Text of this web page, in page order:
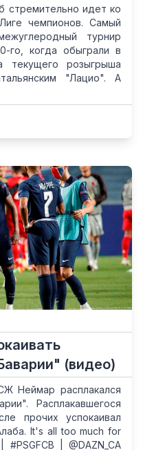
стремительно идет ко
чемпионов. Самый
турнир
го, когда обыграли в
розыгрыша
"Лацио". А
(видео)
Неймар расплакался
Расплакавшегося
прочих успокаивал
It's all too much for
| @DAZN_CA